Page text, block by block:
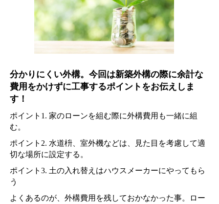
分かりにくい外構。今回は新築外構の際に余計な
費用をかけずに工事するポイントをお伝えしま
す！
ポイント1. 家のローンを組む際に外構費用も一緒に組
む。
ポイント2. 水道枡、室外機などは、見た目を考慮して適
切な場所に設定する。
ポイント3. 土の入れ替えはハウスメーカーにやってもら
う
よくあるのが、外構費用を残しておかなかった事。ロー
創園社とは
お客様の声
新着情報
お問合せ